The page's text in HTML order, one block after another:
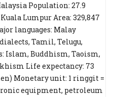
Population: 27.9
Lumpur Area: 329,847
languages: Malay
Tamil, Telugu,
Islam, Buddhism, Taoism,
Life expectancy: 73
Monetary unit: 1 ringgit =
equipment, petroleum